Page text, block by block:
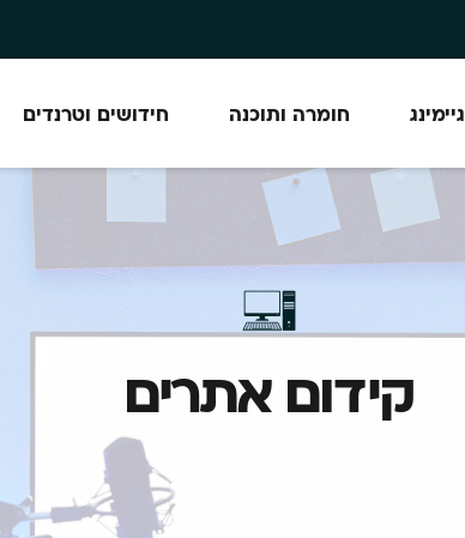
גיימינג חומרה ותוכנה חידושים וטרנדים
קידום אתרים